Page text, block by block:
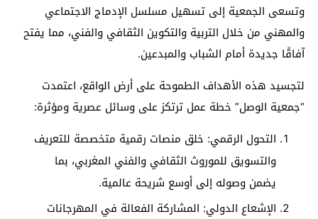
وتسعى الجمعية إلى تسهيل مسلسل الإدماج الاجتماعي
والمهني من خلال التربية والتكوين الثقافي والفني، مما يفتح
آفاقًا جديدة أمام الشباب والمبدعين.
لتجسيد هذه الأهداف الطموحة على أرض الواقع، اعتمدت
“جمعية الوصل” خطة عمل ترتكز على وسائل عصرية ومؤثرة:
التحول الرقمي: خلق منصات رقمية متخصصة للتعريف
والتسويق للموروث الثقافي والفني المغربي، بما
يضمن وصوله إلى أوسع شريحة عالمية.
الإشعاع الدولي: المشاركة الفعالة في المهرجانات